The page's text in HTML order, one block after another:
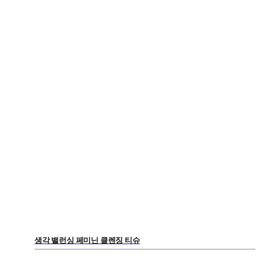
생각 밸런싱 페미닌 클렌징 티슈